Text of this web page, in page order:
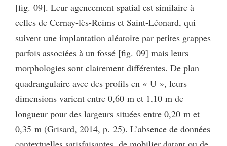
[fig. 09]. Leur agencement spatial est similaire à
celles de Cernay-lès-Reims et Saint-Léonard, qui
suivent une implantation aléatoire par petites grappes
parfois associées à un fossé [fig. 09] mais leurs
morphologies sont clairement différentes. De plan
quadrangulaire avec des profils en « U », leurs
dimensions varient entre 0,60 m et 1,10 m de
longueur pour des largeurs situées entre 0,20 m et
0,35 m (Grisard, 2014, p. 25). L’absence de données